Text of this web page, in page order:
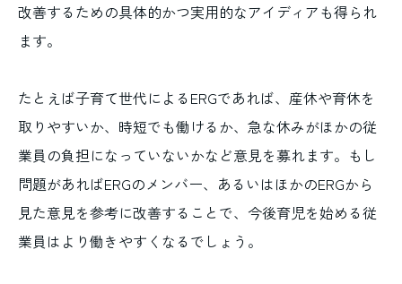
改善するための具体的かつ実用的なアイディアも得られ
ます。
たとえば子育て世代によるERGであれば、産休や育休を
取りやすいか、時短でも働けるか、急な休みがほかの従
業員の負担になっていないかなど意見を募れます。もし
問題があればERGのメンバー、あるいはほかのERGから
見た意見を参考に改善することで、今後育児を始める従
業員はより働きやすくなるでしょう。